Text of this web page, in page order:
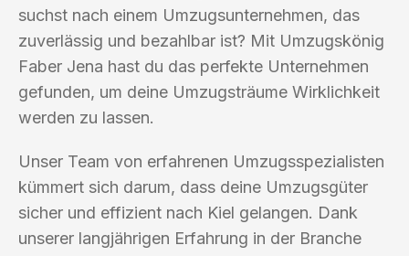
suchst nach einem Umzugsunternehmen, das
zuverlässig und bezahlbar ist? Mit Umzugskönig
Faber Jena hast du das perfekte Unternehmen
gefunden, um deine Umzugsträume Wirklichkeit
werden zu lassen.
Unser Team von erfahrenen Umzugsspezialisten
kümmert sich darum, dass deine Umzugsgüter
sicher und effizient nach Kiel gelangen. Dank
unserer langjährigen Erfahrung in der Branche